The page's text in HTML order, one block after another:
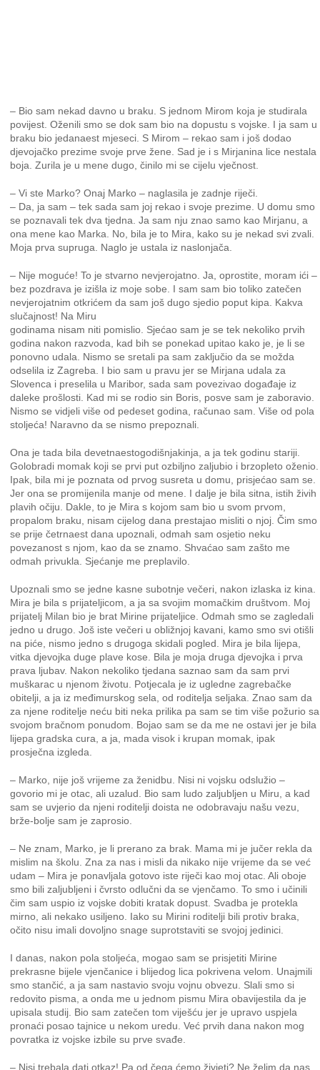
– Bio sam nekad davno u braku. S jednom Mirom koja je studirala
povijest. Oženili smo se dok sam bio na dopustu s vojske. I ja sam u
braku bio jedanaest mjeseci. S Mirom – rekao sam i još dodao
djevojačko prezime svoje prve žene. Sad je i s Mirjanina lice nestala
boja. Zurila je u mene dugo, činilo mi se cijelu vječnost.
– Vi ste Marko? Onaj Marko – naglasila je zadnje riječi.
– Da, ja sam – tek sada sam joj rekao i svoje prezime. U domu smo
se poznavali tek dva tjedna. Ja sam nju znao samo kao Mirjanu, a
ona mene kao Marka. No, bila je to Mira, kako su je nekad svi zvali.
Moja prva supruga. Naglo je ustala iz naslonjača.
– Nije moguće! To je stvarno nevjerojatno. Ja, oprostite, moram ići –
bez pozdrava je izišla iz moje sobe. I sam sam bio toliko zatečen
nevjerojatnim otkrićem da sam još dugo sjedio poput kipa. Kakva
slučajnost! Na Miru
godinama nisam niti pomislio. Sjećao sam je se tek nekoliko prvih
godina nakon razvoda, kad bih se ponekad upitao kako je, je li se
ponovno udala. Nismo se sretali pa sam zaključio da se možda
odselila iz Zagreba. I bio sam u pravu jer se Mirjana udala za
Slovenca i preselila u Maribor, sada sam povezivao događaje iz
daleke prošlosti. Kad mi se rodio sin Boris, posve sam je zaboravio.
Nismo se vidjeli više od pedeset godina, računao sam. Više od pola
stoljeća! Naravno da se nismo prepoznali.
Ona je tada bila devetnaestogodišnjakinja, a ja tek godinu stariji.
Golobradi momak koji se prvi put ozbiljno zaljubio i brzopleto oženio.
Ipak, bila mi je poznata od prvog susreta u domu, prisjećao sam se.
Jer ona se promijenila manje od mene. I dalje je bila sitna, istih živih
plavih očiju. Dakle, to je Mira s kojom sam bio u svom prvom,
propalom braku, nisam cijelog dana prestajao misliti o njoj. Čim smo
se prije četrnaest dana upoznali, odmah sam osjetio neku
povezanost s njom, kao da se znamo. Shvaćao sam zašto me
odmah privukla. Sjećanje me preplavilo.
Upoznali smo se jedne kasne subotnje večeri, nakon izlaska iz kina.
Mira je bila s prijateljicom, a ja sa svojim momačkim društvom. Moj
prijatelj Milan bio je brat Mirine prijateljice. Odmah smo se zagledali
jedno u drugo. Još iste večeri u obližnjoj kavani, kamo smo svi otišli
na piće, nismo jedno s drugoga skidali pogled. Mira je bila lijepa,
vitka djevojka duge plave kose. Bila je moja druga djevojka i prva
prava ljubav. Nakon nekoliko tjedana saznao sam da sam prvi
muškarac u njenom životu. Potjecala je iz ugledne zagrebačke
obitelji, a ja iz međimurskog sela, od roditelja seljaka. Znao sam da
za njene roditelje neću biti neka prilika pa sam se tim više požurio sa
svojom bračnom ponudom. Bojao sam se da me ne ostavi jer je bila
lijepa gradska cura, a ja, mada visok i krupan momak, ipak
prosječna izgleda.
– Marko, nije još vrijeme za ženidbu. Nisi ni vojsku odslužio –
govorio mi je otac, ali uzalud. Bio sam ludo zaljubljen u Miru, a kad
sam se uvjerio da njeni roditelji doista ne odobravaju našu vezu,
brže-bolje sam je zaprosio.
– Ne znam, Marko, je li prerano za brak. Mama mi je jučer rekla da
mislim na školu. Zna za nas i misli da nikako nije vrijeme da se već
udam – Mira je ponavljala gotovo iste riječi kao moj otac. Ali oboje
smo bili zaljubljeni i čvrsto odlučni da se vjenčamo. To smo i učinili
čim sam uspio iz vojske dobiti kratak dopust. Svadba je protekla
mirno, ali nekako usiljeno. Iako su Mirini roditelji bili protiv braka,
očito nisu imali dovoljno snage suprotstaviti se svojoj jedinici.
I danas, nakon pola stoljeća, mogao sam se prisjetiti Mirine
prekrasne bijele vjenčanice i blijedog lica pokrivena velom. Unajmili
smo stančić, a ja sam nastavio svoju vojnu obvezu. Slali smo si
redovito pisma, a onda me u jednom pismu Mira obavijestila da je
upisala studij. Bio sam zatečen tom viješću jer je upravo uspjela
pronaći posao tajnice u nekom uredu. Već prvih dana nakon mog
povratka iz vojske izbile su prve svađe.
– Nisi trebala dati otkaz! Pa od čega ćemo živjeti? Ne želim da nas